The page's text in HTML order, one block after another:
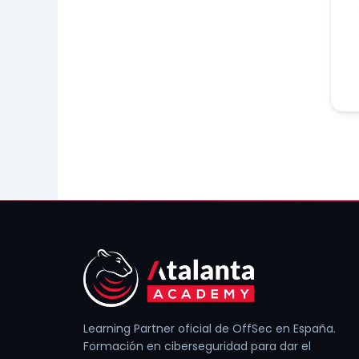
Learning Partner oficial de OffSec en España.
Formación en ciberseguridad para dar el